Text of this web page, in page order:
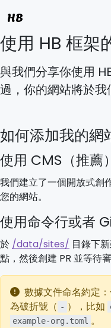
HB
使用 HB 框架
與我們分享你使用
過，你的網站將於我
如何添加我的網
使用 CMS（推薦）
我們建立了一個開放式創
您的網站。
使用命令行或者
於 /data/sites/ 目錄下
點，然後創建 PR 並等待審
數據文件命名約定
為破折號（ - ），比如
example-org.toml 。